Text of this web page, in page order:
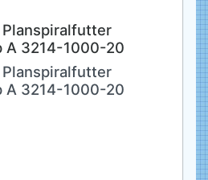
A 3214-1000-20
A 3214-1000-20